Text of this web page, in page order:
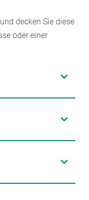
decken Sie diese
oder einer
Botenstoff
allergischen
gibt
Kinder oder
wirken
Stellen können
Den
Rezept bis 0,5%
vor allem durch